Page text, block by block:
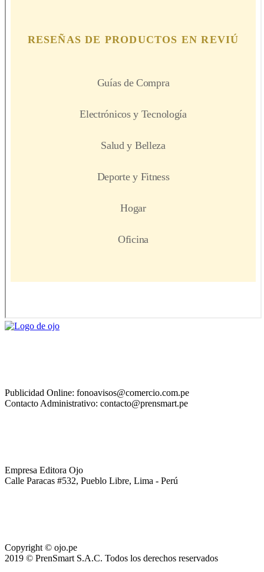
Publicidad Online: fonoavisos@comercio.com.pe
Contacto Administrativo: contacto@prensmart.pe
Empresa Editora Ojo
Calle Paracas #532, Pueblo Libre, Lima - Perú
Copyright © ojo.pe
2019 © PrenSmart S.A.C. Todos los derechos reservados